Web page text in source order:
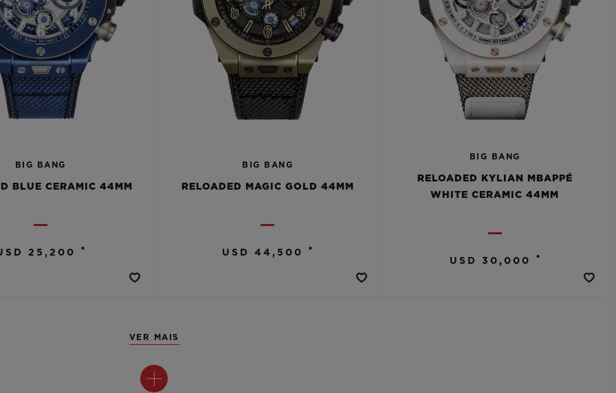
BIG BANG
BLUE CERAMIC 44MM
25,200 •
BIG BANG
RELOADED MAGIC GOLD 44MM
USD 44,500 •
BIG BANG
RELOADED KYLIAN MBAPPÉ
WHITE CERAMIC 44MM
USD 30,000 •
VER MAIS